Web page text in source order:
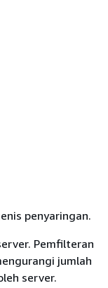
penyaringan.
Pemfilteran
jumlah
server.